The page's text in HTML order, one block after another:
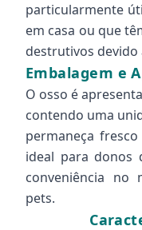
particularmente
em casa ou que
destrutivos devido
Embalagem e
O osso é
contendo uma
permaneça
ideal para donos
conveniência no
pets.